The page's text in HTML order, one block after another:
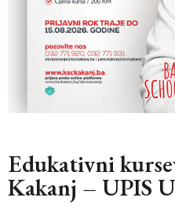
Edukativni
Kakanj – UPIS